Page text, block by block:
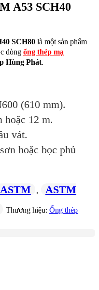
A53 SCH40
SCH80 là một sản phẩm
dòng ống thép mạ
Hùng Phát.
(610 mm).
hoặc 12 m.
vát.
hoặc bọc phủ
ASTM ,
ASTM
Thương hiệu: Ống thép